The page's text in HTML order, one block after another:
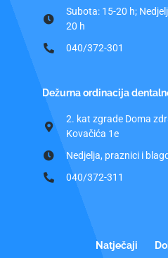
Subota: 15-20 h;
20 h
040/372-301
Dežurna ordinacija
2. kat zgrade Doma
Kovačića 1e
Nedjelja, praznici i
040/372-311
Natječaji